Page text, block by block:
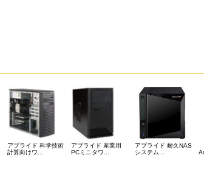
アプライド 科学技術
計算向けワ...
アプライド 産業用
PCミニタワ...
アプライド 耐久NAS
システム...